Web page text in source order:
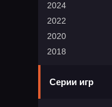
2024
2022
2020
2018
Серии игр